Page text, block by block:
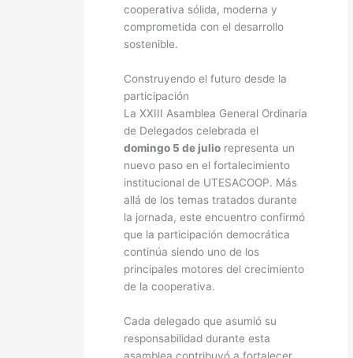
cooperativa sólida, moderna y
comprometida con el desarrollo
sostenible.
Construyendo el futuro desde la
participación
La XXIII Asamblea General Ordinaria
de Delegados celebrada el
domingo 5 de julio representa un
nuevo paso en el fortalecimiento
institucional de UTESACOOP. Más
allá de los temas tratados durante
la jornada, este encuentro confirmó
que la participación democrática
continúa siendo uno de los
principales motores del crecimiento
de la cooperativa.
Cada delegado que asumió su
responsabilidad durante esta